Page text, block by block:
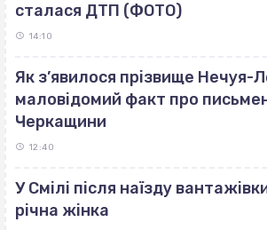
сталася ДТП (ФОТО)
14:10
Як з’явилося прізвище Нечуя-
маловідомий факт про
Черкащини
12:40
У Смілі після наїзду
річна жінка